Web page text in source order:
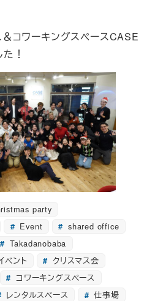
＆コワーキングスペースCASE
！
party
Event
shared office
Takadanobaba
ベント
クリスマス会
コワーキングスペース
レンタルスペース
仕事場